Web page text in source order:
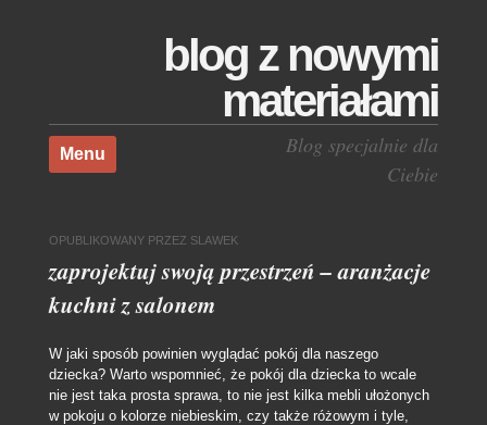
blog z nowymi
materiałami
Blog specjalnie dla
Ciebie
Menu
Skocz do treści
OPUBLIKOWANY PRZEZ SLAWEK
zaprojektuj swoją przestrzeń – aranżacje
kuchni z salonem
W jaki sposób powinien wyglądać pokój dla naszego
dziecka? Warto wspomnieć, że pokój dla dziecka to wcale
nie jest taka prosta sprawa, to nie jest kilka mebli ułożonych
w pokoju o kolorze niebieskim, czy także różowym i tyle,